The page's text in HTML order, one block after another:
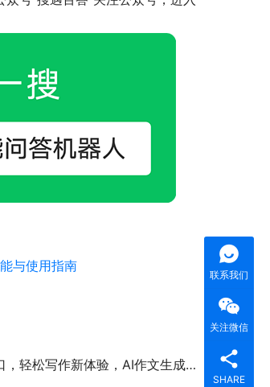
与使用指南
作新体验，AI作文生成器如何提升写作效率
联系我们
关注微信
SHARE